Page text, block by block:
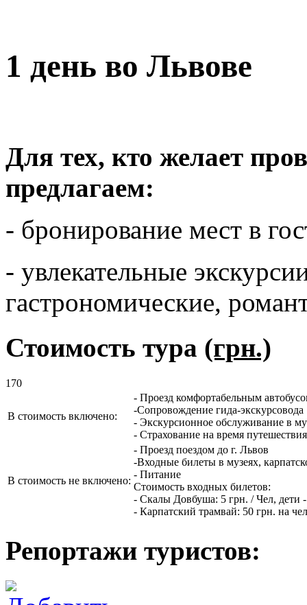
1 день во Львове
Для тех, кто желает
предлагаем:
- бронирование мест в
- увлекательные
гастрономические,
Стоимость тура (грн.)
170
В стоимость включено:
- Проезд комфортабельным
-Сопровождение гида-экскурсовода
- Экскурсионное обслуживание в
- Страхование на время путешествия
В стоимость не включено:
- Проезд поездом до г. Львов
-Входные билеты в музеях,
- Питание
Стоимость входных билетов:
- Скалы Довбуша: 5 грн. / Чел, дети
- Карпатский трамвай: 50 грн. на
Репортажи туристов: